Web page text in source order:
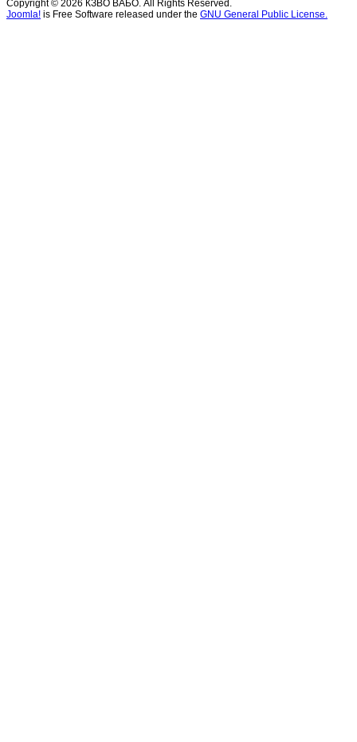
Copyright © 2026 КЗВО ВАБО. All Rights Reserved.
Joomla! is Free Software released under the GNU General Public License.